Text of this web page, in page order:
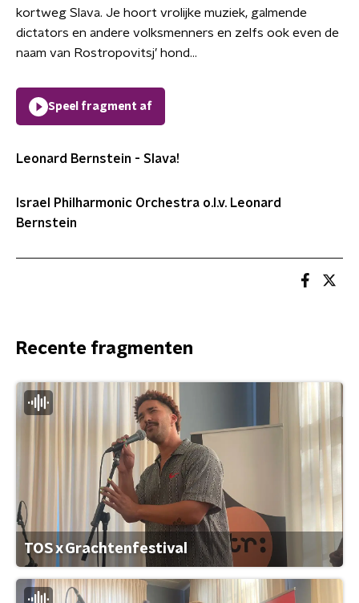
kortweg Slava. Je hoort vrolijke muziek, galmende
dictators en andere volksmenners en zelfs ook even de
naam van Rostropovitsj’ hond...
Speel fragment af
Leonard Bernstein - Slava!
Israel Philharmonic Orchestra o.l.v. Leonard
Bernstein
Recente fragmenten
TOS x Grachtenfestival